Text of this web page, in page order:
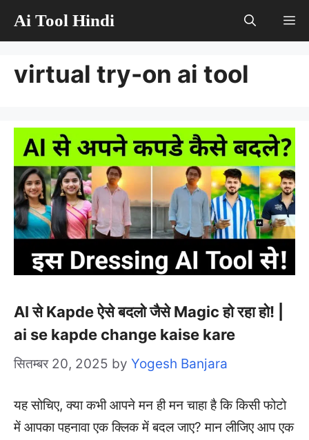
Ai Tool Hindi
virtual try-on ai tool
AI से Kapde ऐसे बदलो जैसे Magic हो रहा हो! |
ai se kapde change kaise kare
सितम्बर 20, 2025 by Yogesh Banjara
यह सोचिए, क्या कभी आपने मन ही मन चाहा है कि किसी फोटो
में आपका पहनावा एक क्लिक में बदल जाए? मान लीजिए आप एक